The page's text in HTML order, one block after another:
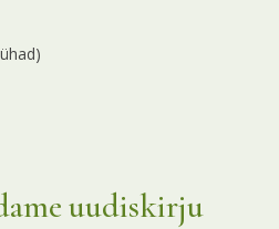
uudiskirju